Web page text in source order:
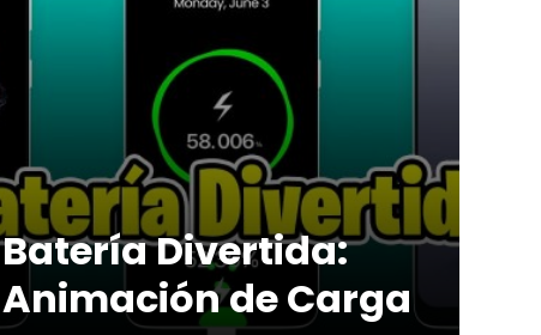
Batería Divertida:
Animación de Carga